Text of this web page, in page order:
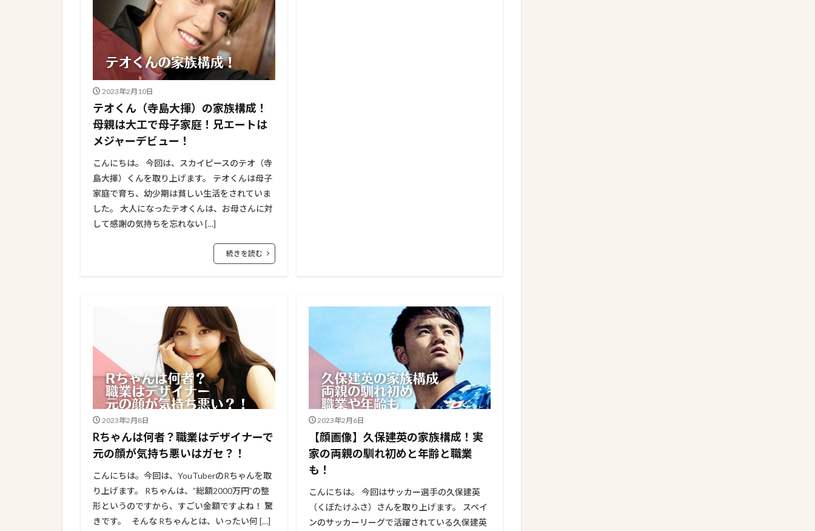
2023年2月10日
テオくん（寺島大揮）の家族構成！
母親は大工で母子家庭！兄エートは
メジャーデビュー！
こんにちは。 今回は、スカイピースのテオ（寺
島大揮）くんを取り上げます。 テオくんは母子
家庭で育ち、幼少期は貧しい生活をされていま
した。 大人になったテオくんは、お母さんに対
して感謝の気持ちを忘れない […]
続きを読む
2023年2月8日
Rちゃんは何者？職業はデザイナーで
元の顔が気持ち悪いはガセ？！
こんにちは。今回は、YouTuberのRちゃんを取
り上げます。 Rちゃんは、”総額2000万円”の整
形というのですから、すごい金額ですよね！ 驚
きです。 そんな Rちゃんとは、いったい何 […]
2023年2月6日
【顔画像】久保建英の家族構成！実
家の両親の馴れ初めと年齢と職業
も！
こんにちは。 今回はサッカー選手の久保建英
（くぼたけふさ）さんを取り上げます。 スペイ
ンのサッカーリーグで活躍されている久保建英